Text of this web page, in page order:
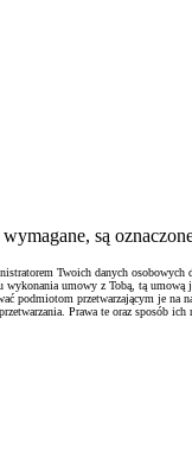
są
Twoich danych
umowy z Tobą, tą
przetwarzającym je na
Prawa te oraz sposób